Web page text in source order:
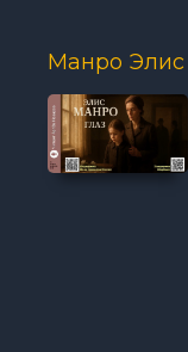
Манро Элис